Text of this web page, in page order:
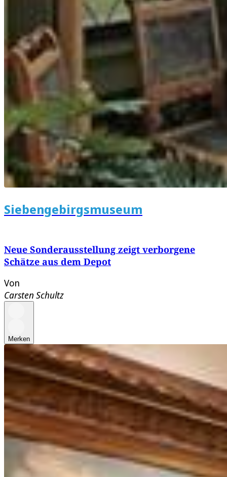
Siebengebirgsmuseum
Neue Sonderausstellung zeigt verborgene
Schätze aus dem Depot
Von
Carsten Schultz
Merken